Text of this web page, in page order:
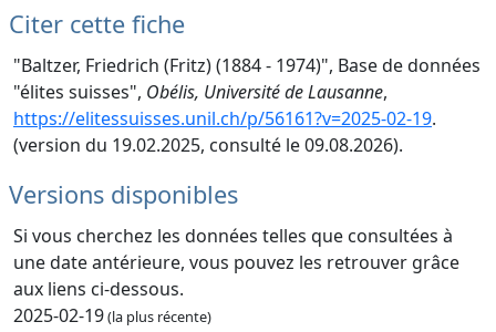
Citer cette fiche
"Baltzer, Friedrich (Fritz) (1884 - 1974)", Base de données
"élites suisses", Obélis, Université de Lausanne,
https://elitessuisses.unil.ch/p/56161?v=2025-02-19.
(version du 19.02.2025, consulté le 09.08.2026).
Versions disponibles
Si vous cherchez les données telles que consultées à
une date antérieure, vous pouvez les retrouver grâce
aux liens ci-dessous.
2025-02-19(la plus récente)